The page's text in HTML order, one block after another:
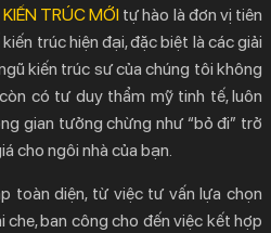
TRÚC MỚI tự hào là đơn vị tiên
trúc hiện đại, đặc biệt là các giải
kiến trúc sư của chúng tôi không
có tư duy thẩm mỹ tinh tế, luôn
gian tưởng chừng như “bỏ đi” trở
cho ngôi nhà của bạn.
toàn diện, từ việc tư vấn lựa chọn
ban công cho đến việc kết hợp